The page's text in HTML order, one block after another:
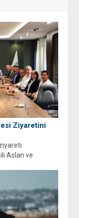
Ziyaretini
Aslan ve